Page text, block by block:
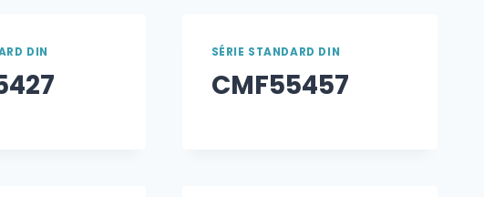
DIN SÉRIE STANDARD DIN
CMF55457